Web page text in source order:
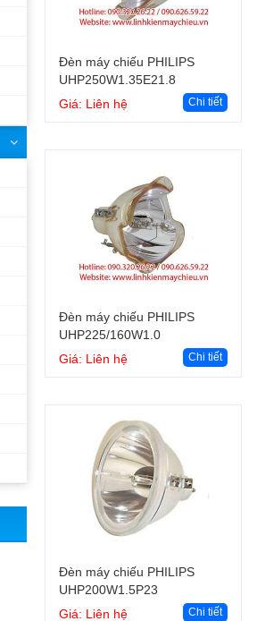
Giỏ hàng
Đèn máy chiếu PHILIPS
UHP250W1.35E21.8
Giá: Liên hệ
Chi tiết
Giỏ hàng
Đèn máy chiếu PHILIPS
UHP225/160W1.0
Giá: Liên hệ
Chi tiết
Giỏ hàng
Đèn máy chiếu PHILIPS
UHP200W1.5P23
Giá: Liên hệ
Chi tiết